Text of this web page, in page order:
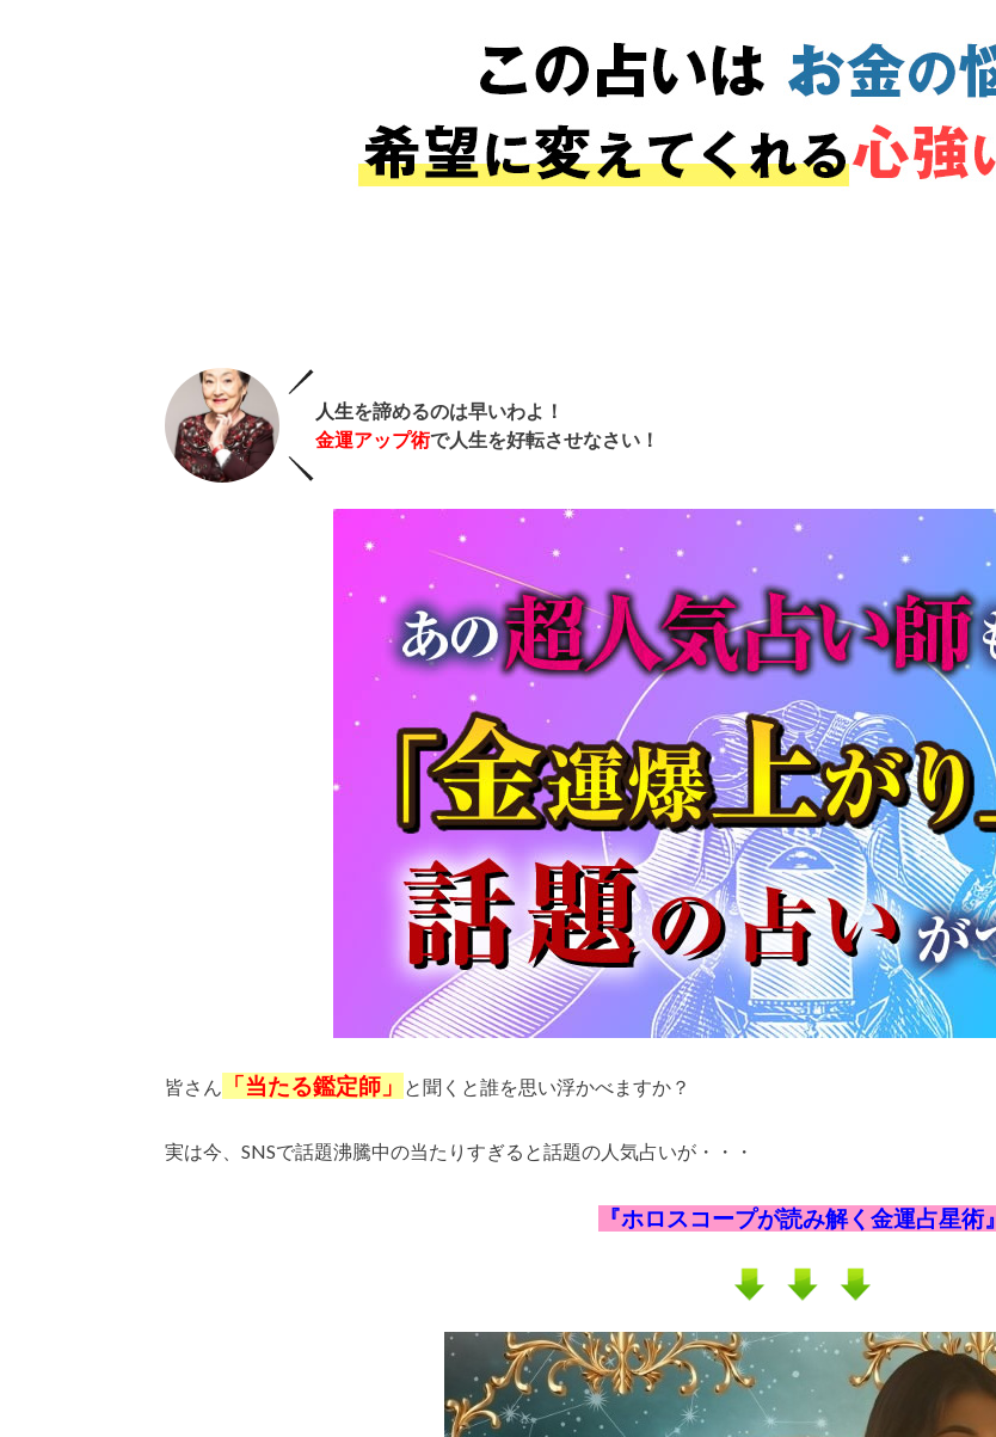
人生を諦めるのは早いわよ！
金運アップ術で人生を好転させなさい！
皆さん 「当たる鑑定師」 と聞くと誰を思い浮かべますか？
実は今、SNSで話題沸騰中の当たりすぎると話題の人気占いが・・・
『ホロスコープが読み解く金運占星術』